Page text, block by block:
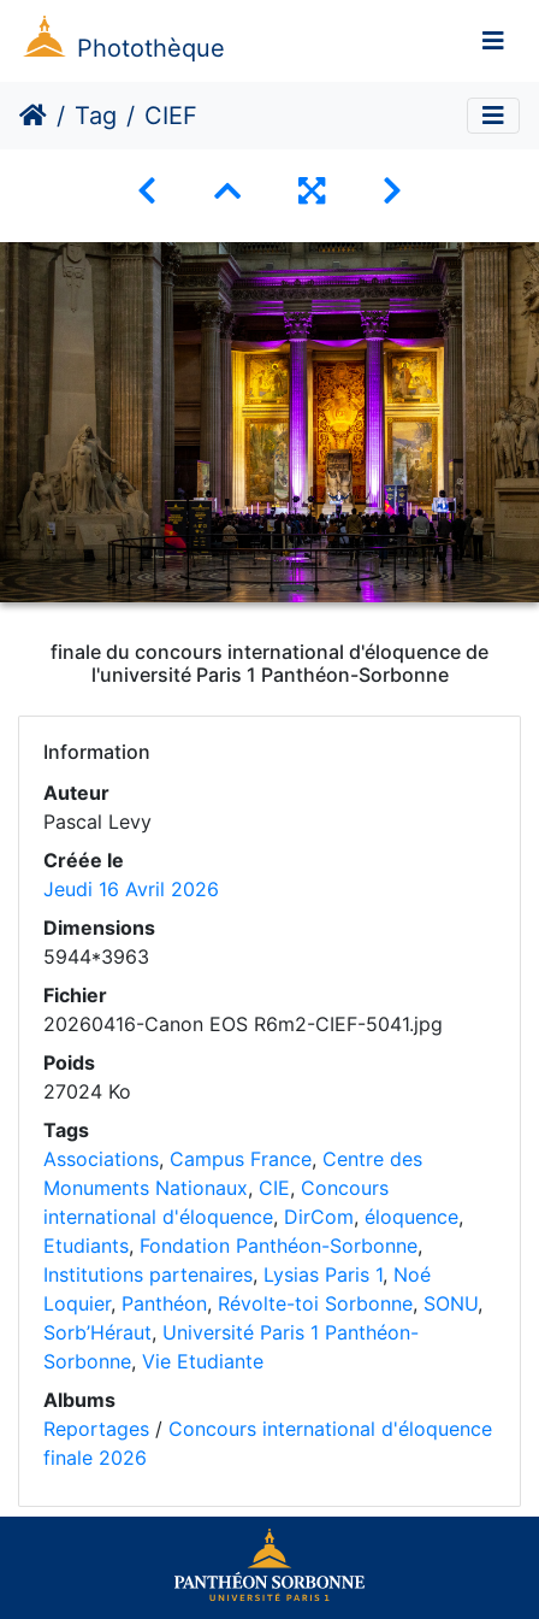
Photothèque
Tag CIEF
finale du concours international d'éloquence de
l'université Paris 1 Panthéon-Sorbonne
Information
Auteur
Pascal Levy
Créée le
Jeudi 16 Avril 2026
Dimensions
5944*3963
Fichier
20260416-Canon EOS R6m2-CIEF-5041.jpg
Poids
27024 Ko
Tags
Associations, Campus France, Centre des
Monuments Nationaux, CIE, Concours
international d'éloquence, DirCom, éloquence,
Etudiants, Fondation Panthéon-Sorbonne,
Institutions partenaires, Lysias Paris 1, Noé
Loquier, Panthéon, Révolte-toi Sorbonne, SONU,
Sorb’Héraut, Université Paris 1 Panthéon-
Sorbonne, Vie Etudiante
Albums
Reportages / Concours international d'éloquence
finale 2026